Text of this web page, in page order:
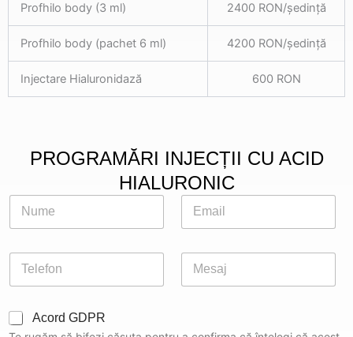
Profhilo body (3 ml) 2400 RON/ședință
Profhilo body (pachet 6 ml) 4200 RON/ședință
Injectare Hialuronidază 600 RON
PROGRAMĂRI INJECȚII CU ACID
HIALURONIC
m
a
o
*
s
C
h
Acord GDPR